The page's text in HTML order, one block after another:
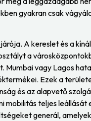
gyakran csak
A kereslet és a
a
vagy Lagos
Ezek a
és az alapvető
mobilitás teljes leállását
generál,